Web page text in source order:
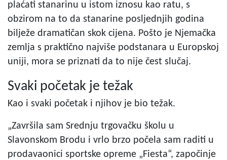
plaćati stanarinu u istom iznosu kao ratu, s
obzirom na to da stanarine posljednjih godina
bilježe dramatičan skok cijena. Pošto je Njemačka
zemlja s praktično najviše podstanara u Europskoj
uniji, mora se priznati da to nije čest slučaj.
Svaki početak je težak
Kao i svaki početak i njihov je bio težak.
„Završila sam Srednju trgovačku školu u
Slavonskom Brodu i vrlo brzo počela sam raditi u
prodavaonici sportske opreme „Fiesta“, započinje